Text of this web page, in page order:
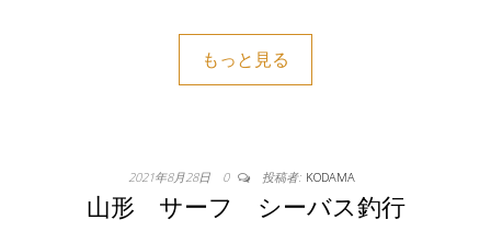
もっと見る
2021年8月28日 0 投稿者: KODAMA
山形 サーフ シーバス釣行